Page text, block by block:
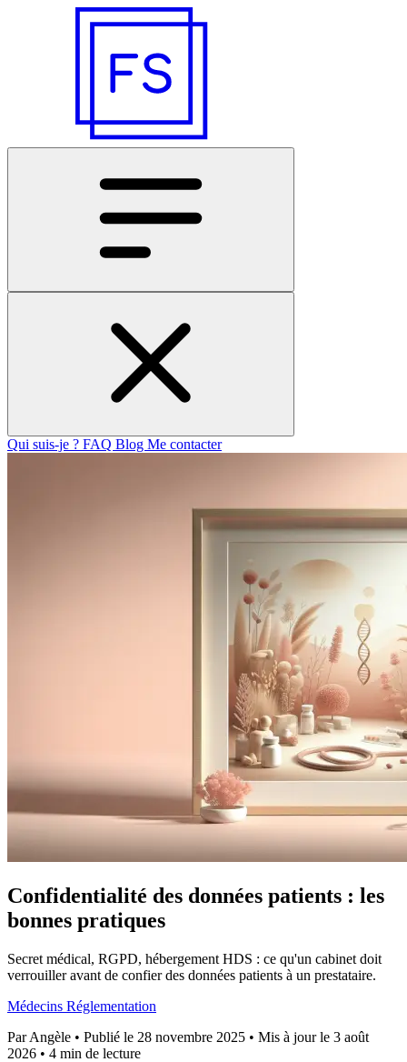
Qui suis-je ? FAQ Blog Me contacter
Confidentialité des données patients : les
bonnes pratiques
Secret médical, RGPD, hébergement HDS : ce qu'un cabinet doit
verrouiller avant de confier des données patients à un prestataire.
Médecins Réglementation
ParAngèle • Publié le 28 novembre 2025 • Mis à jour le 3 août
2026 • 4 min de lecture